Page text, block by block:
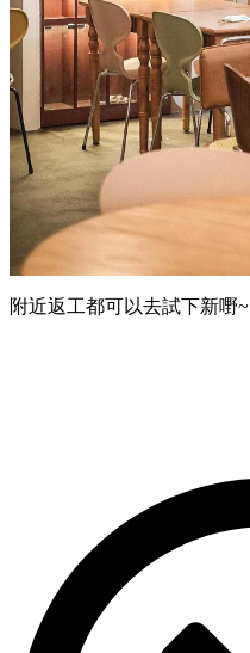
附近返工都可以去試下新嘢~